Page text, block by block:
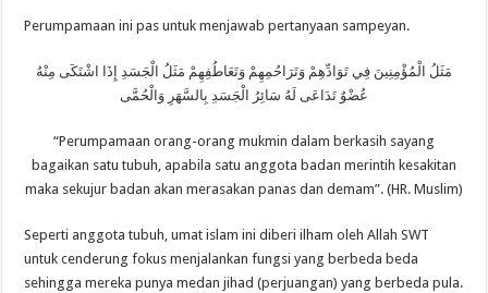
Perumpamaan ini pas untuk menjawab pertanyaan sampeyan.
مَثَلُ الْمُؤْمِنِينَ فِي تَوَادِّهِمْ وَتَرَاحُمِهِمْ وَتَعَاطُفِهِمْ مَثَلُ الْجَسَدِ إِذَا اشْتَكَى مِنْهُ
عُضْوٌ تَدَاعَى لَهُ سَائِرُ الْجَسَدِ بِالسَّهَرِ وَالْحُمَّى
“Perumpamaan orang-orang mukmin dalam berkasih sayang
bagaikan satu tubuh, apabila satu anggota badan merintih kesakitan
maka sekujur badan akan merasakan panas dan demam”. (HR. Muslim)
Seperti anggota tubuh, umat islam ini diberi ilham oleh Allah SWT
untuk cenderung fokus menjalankan fungsi yang berbeda beda
sehingga mereka punya medan jihad (perjuangan) yang berbeda pula.